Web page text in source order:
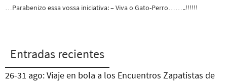
…Parabenizo essa vossa iniciativa: – Viva o Gato-Perro……..!!!!!!
Entradas recientes
26-31 ago: Viaje en bola a los Encuentros Zapatistas de